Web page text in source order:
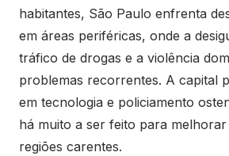
habitantes, São Paulo enfrenta
em áreas periféricas, onde a
tráfico de drogas e a violência
problemas recorrentes. A capital
em tecnologia e policiamento
há muito a ser feito para
regiões carentes.